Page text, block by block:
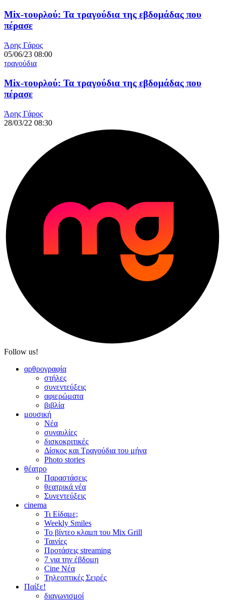
Mix-τουρλού: Τα τραγούδια της εβδομάδας που
πέρασε
Άρης Γάρος
05/06/23 08:00
τραγούδια
Mix-τουρλού: Τα τραγούδια της εβδομάδας που
πέρασε
Άρης Γάρος
28/03/22 08:30
Follow us!
αρθρογραφία
στήλες
συνεντεύξεις
αφιερώματα
βιβλία
μουσική
Νέα
συναυλίες
δισκοκριτικές
Δίσκος και Τραγούδια του μήνα
Photo stories
θέατρο
Παραστάσεις
θεατρικά νέα
Συνεντεύξεις
cinema
Τι Είδαμε;
Weekly Smiles
Το βίντεο κλαμπ του Mix Grill
Ταινίες
Προτάσεις streaming
7 για την έβδομη
Cine Νέα
Τηλεοπτικές Σειρές
Παίξε!
διαγωνισμοί